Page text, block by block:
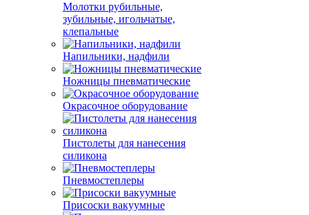
Молотки рубильные,
зубильные, игольчатые,
клепальные
Напильники, надфили
Ножницы пневматические
Окрасочное оборудование
Пистолеты для нанесения
силикона
Пневмостеплеры
Присоски вакуумные